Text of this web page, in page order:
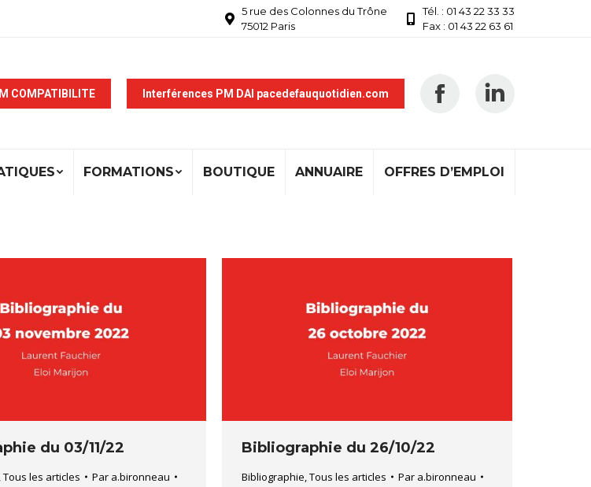
5 rue des Colonnes du Trône
75012 Paris
Tél. : 01 43 22 33 33
Fax : 01 43 22 63 61
COMPATIBILITE Interférences PM DAI pacedefauquotidien.com
FORMATIONS BOUTIQUE ANNUAIRE OFFRES D’EMPLOI
du 03/11/22
,Tous les articles Par a.bironneau
Bibliographie du 26/10/22
Bibliographie,Tous les articles Par a.bironneau